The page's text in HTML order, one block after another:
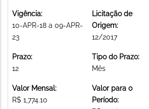
Vigência:
10-APR-18 a 09-APR-
23
Licitação de
Origem:
12/2017
Prazo:
12
Tipo do Prazo:
Mês
Valor Mensal:
R$ 1,774.10
Valor para o
Período: